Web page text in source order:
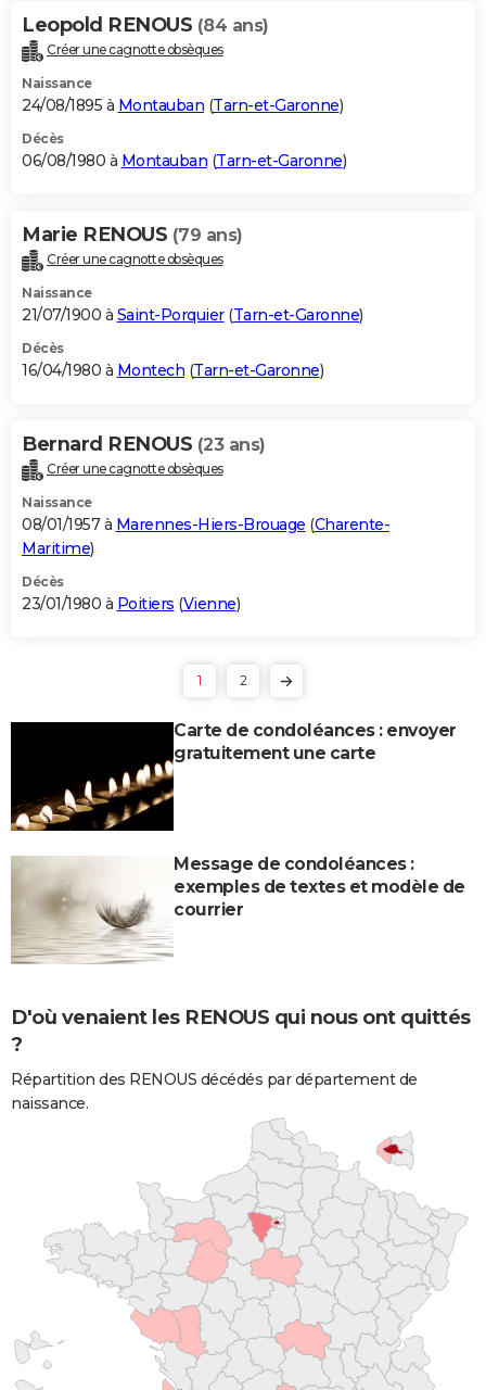
Leopold RENOUS (84 ans)
Créer une cagnotte obsèques
Naissance
24/08/1895 à Montauban (Tarn-et-Garonne)
Décès
06/08/1980 à Montauban (Tarn-et-Garonne)
Marie RENOUS (79 ans)
Créer une cagnotte obsèques
Naissance
21/07/1900 à Saint-Porquier(Tarn-et-Garonne)
Décès
16/04/1980 à Montech (Tarn-et-Garonne)
Bernard RENOUS (23 ans)
Créer une cagnotte obsèques
Naissance
08/01/1957 à Marennes-Hiers-Brouage (Charente-
Maritime)
Décès
23/01/1980 à Poitiers (Vienne)
1 2
Carte de condoléances : envoyer
gratuitement une carte
Message de condoléances :
exemples de textes et modèle de
courrier
D'où venaient les RENOUS qui nous ont quittés
?
Répartition des RENOUS décédés par département de
naissance.